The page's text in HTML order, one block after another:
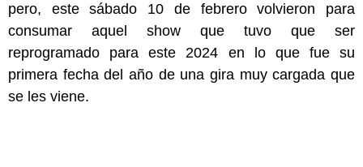
pero, este sábado 10 de febrero volvieron para
consumar aquel show que tuvo que ser
reprogramado para este 2024 en lo que fue su
primera fecha del año de una gira muy cargada que
se les viene.